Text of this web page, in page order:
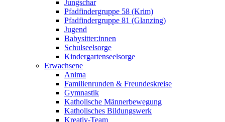
Jungschar
Pfadfindergruppe 58 (Krim)
Pfadfindergruppe 81 (Glanzing)
Jugend
Babysitter:innen
Schulseelsorge
Kindergartenseelsorge
Erwachsene
Anima
Familienrunden & Freundeskreise
Gymnastik
Katholische Männerbewegung
Katholisches Bildungswerk
Kreativ-Team